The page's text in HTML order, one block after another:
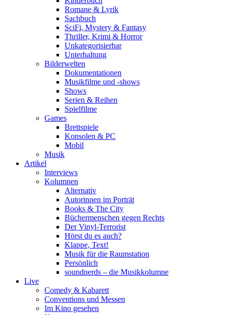
Romane & Lyrik
Sachbuch
SciFi, Mystery & Fantasy
Thriller, Krimi & Horror
Unkategorisierbar
Unterhaltung
Bilderwelten
Dokumentationen
Musikfilme und -shows
Shows
Serien & Reihen
Spielfilme
Games
Brettspiele
Konsolen & PC
Mobil
Musik
Artikel
Interviews
Kolumnen
Alternativ
Autorinnen im Porträt
Books & The City
Büchermenschen gegen Rechts
Der Vinyl-Terrorist
Hörst du es auch?
Klappe, Text!
Musik für die Raumstation
Persönlich
soundnerds – die Musikkolumne
Live
Comedy & Kabarett
Conventions und Messen
Im Kino gesehen